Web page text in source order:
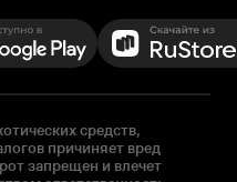
средств,
причиняет вред
запрещен и влечет